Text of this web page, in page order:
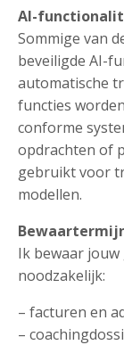
AI-
Sommige van
beveiligde AI-
automatische
functies
conforme
opdrachten of
gebruikt voor
modellen.
Ik bewaar
noodzakelijk:
– facturen en
–